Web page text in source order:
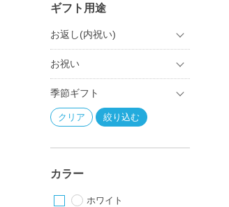
ギフト用途
お返し(内祝い)
お祝い
季節ギフト
カラー
ホワイト